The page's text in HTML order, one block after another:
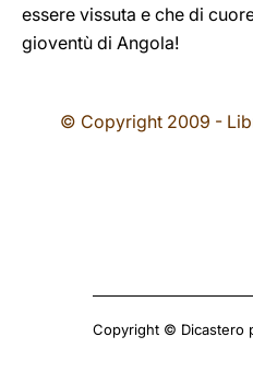
essere vissuta e che di
gioventù di Angola!
© Copyright 2009 -
Copyright © Dicastero